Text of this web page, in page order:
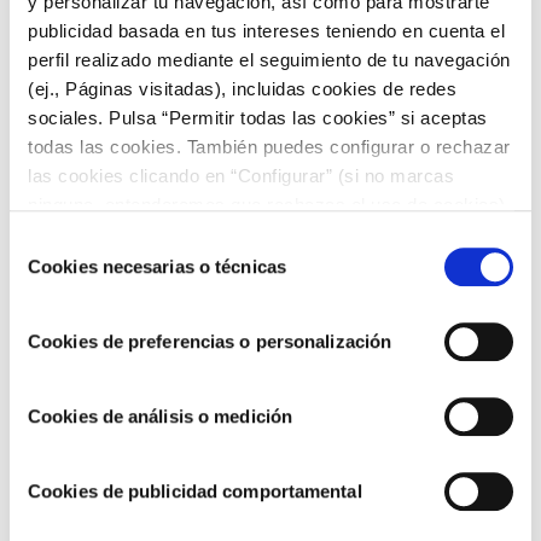
publicidad basada en tus intereses teniendo en cuenta el
perfil realizado mediante el seguimiento de tu navegación
(ej., Páginas visitadas), incluidas cookies de redes
sociales. Pulsa “Permitir todas las cookies” si aceptas
todas las cookies. También puedes configurar o rechazar
las cookies clicando en “Configurar” (si no marcas
COOKIES.
deCookies necesarias o técnicas
Cookies de preferencias o personalización
Cookies de análisis o medición
Cookies de publicidad comportamental
Otro aperitivo sencillísimo y muy saludable son las
cruditésacompañadas con salsa D-Luxe, ¡toma nota!
Ingredientes
Zanahoria
Calabacín
Córtalas en bastones.
Sírvelas en un plato acompañadas